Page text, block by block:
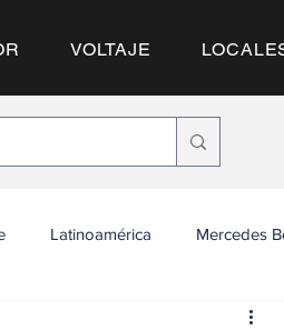
VOLTAJE
Latinoamérica Mercedes